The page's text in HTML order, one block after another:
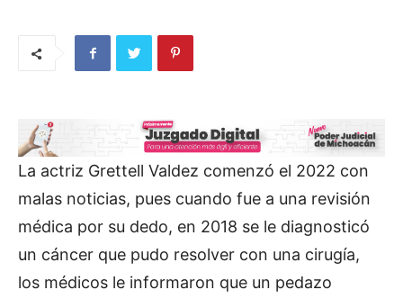
La actriz Grettell Valdez comenzó el 2022 con
malas noticias, pues cuando fue a una revisión
médica por su dedo, en 2018 se le diagnosticó
un cáncer que pudo resolver con una cirugía,
los médicos le informaron que un pedazo